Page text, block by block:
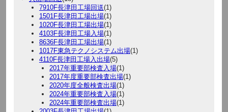
7910F長津田工場回送(1)
1501F長津田工場出場(1)
1020F長津田工場出場(1)
4103F長津田工場入場(1)
8636F長津田工場出場(1)
1017F東急テクノシステム出場(1)
4110F長津田工場入出場(5)
2017年重要部検査入場(1)
2017年度重要部検査出場(1)
2020年度全般検査出場(1)
2024年重要部検査入場(1)
2024年重要部検査出場(1)